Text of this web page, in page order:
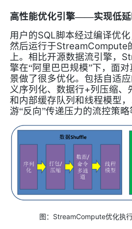
高性能优化引擎——实现低延
用户的SQL脚本经过编译优化
然后运行于StreamCompute
上。相比开源数据流引擎，
擎在“阿里巴巴规模”下，面
景做了很多优化。包括自适
义序列化、数据行+列压缩、
和内部缓存队列和线程模型
游“反向”传递压力的流控策略
图： StreamCompute优化执